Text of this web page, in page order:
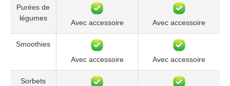
Purées de
légumes
Avec accessoire Avec accessoire
Smoothies
Avec accessoire
Avec accessoire
Sorbets